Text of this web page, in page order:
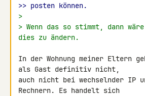
>> posten können.
>
> Wenn das so stimmt, dann
dies zu ändern.
In der Wohnung meiner Eltern
als Gast definitiv nicht,
auch nicht bei wechselnder IP
Rechnern. Es handelt sich